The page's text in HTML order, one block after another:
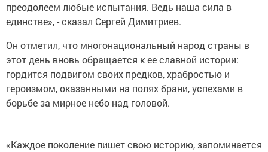
преодолеем любые испытания. Ведь наша сила в
единстве», - сказал Сергей Димитриев.
Он отметил, что многонациональный народ страны в
этот день вновь обращается к ее славной истории:
гордится подвигом своих предков, храбростью и
героизмом, оказанными на полях брани, успехами в
борьбе за мирное небо над головой.
«Каждое поколение пишет свою историю, запоминается